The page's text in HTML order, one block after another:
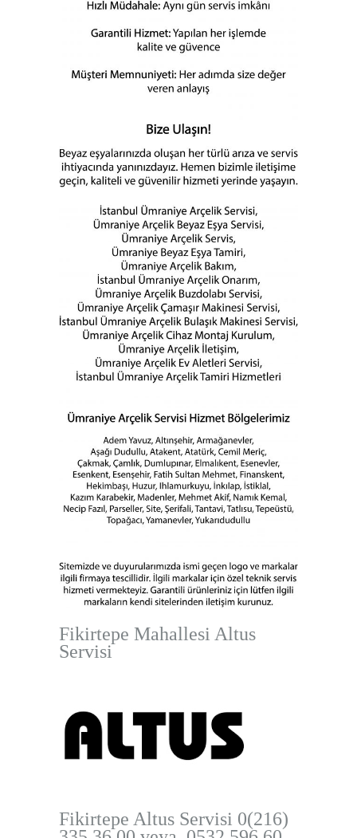
Fikirtepe Mahallesi Altus
Servisi
Fikirtepe Altus Servisi 0(216)